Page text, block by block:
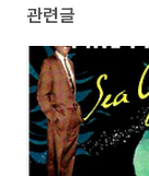
관련글